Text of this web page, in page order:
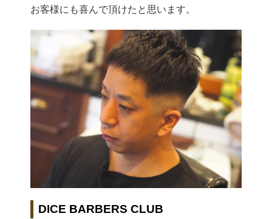
お客様にも喜んで頂けたと思います。
DICE BARBERS CLUB